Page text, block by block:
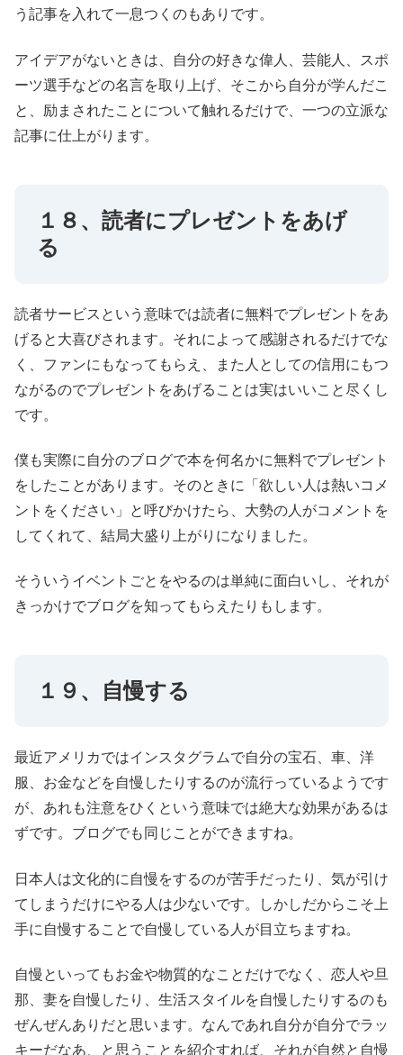
う記事を入れて一息つくのもありです。
アイデアがないときは、自分の好きな偉人、芸能人、スポ
ーツ選手などの名言を取り上げ、そこから自分が学んだこ
と、励まされたことについて触れるだけで、一つの立派な
記事に仕上がります。
１８、読者にプレゼントをあげ
る
読者サービスという意味では読者に無料でプレゼントをあ
げると大喜びされます。それによって感謝されるだけでな
く、ファンにもなってもらえ、また人としての信用にもつ
ながるのでプレゼントをあげることは実はいいこと尽くし
です。
僕も実際に自分のブログで本を何名かに無料でプレゼント
をしたことがあります。そのときに「欲しい人は熱いコメ
ントをください」と呼びかけたら、大勢の人がコメントを
してくれて、結局大盛り上がりになりました。
そういうイベントごとをやるのは単純に面白いし、それが
きっかけでブログを知ってもらえたりもします。
１９、自慢する
最近アメリカではインスタグラムで自分の宝石、車、洋
服、お金などを自慢したりするのが流行っているようです
が、あれも注意をひくという意味では絶大な効果があるは
ずです。ブログでも同じことができますね。
日本人は文化的に自慢をするのが苦手だったり、気が引け
てしまうだけにやる人は少ないです。しかしだからこそ上
手に自慢することで自慢している人が目立ちますね。
自慢といってもお金や物質的なことだけでなく、恋人や旦
那、妻を自慢したり、生活スタイルを自慢したりするのも
ぜんぜんありだと思います。なんであれ自分が自分でラッ
キーだなあ、と思うことを紹介すれば、それが自然と自慢